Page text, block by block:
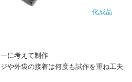
化成品
に考えて制作
や外袋の接着は何度も試作を重ね工夫